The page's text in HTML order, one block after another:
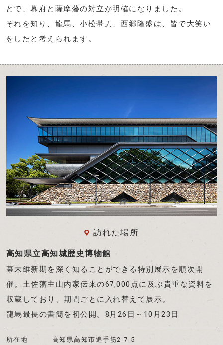
とで、幕府と薩摩藩の対立が明確になりました。
それを知り、龍馬、小松帯刀、西郷隆盛は、皆で大笑い
をしたと考えられます。
訪れた場所
高知県立高知城歴史博物館
幕末維新期を深く知ることができる特別展示を順次開
催。土佐藩主山内家伝来の67,000点に及ぶ貴重な資料を
収蔵しており、期間ごとに入れ替えて展示。
龍馬最長の書簡を初公開。8月26日～10月23日
所在地
高知県高知市追手筋2-7-5